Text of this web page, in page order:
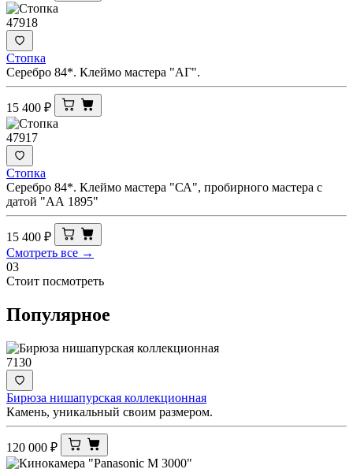
47918
Стопка
Серебро 84*. Клеймо мастера "АГ".
15 400 ₽
47917
Стопка
Серебро 84*. Клеймо мастера "СА", пробирного мастера с
датой "АА 1895"
15 400 ₽
Смотреть все →
03
Стоит посмотреть
Популярное
7130
Бирюза нишапурская коллекционная
Камень, уникальный своим размером.
120 000 ₽